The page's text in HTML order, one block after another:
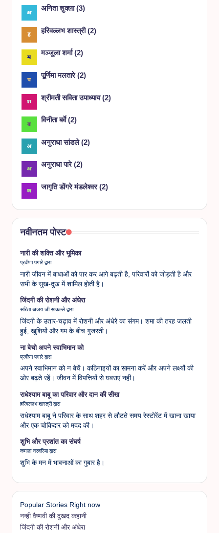
अनिता शुक्ला(3)
हरिवल्लभ शास्त्री(2)
मञ्जुला शर्मा(2)
पूर्णिमा मलतारे(2)
श्रीमती सविता उपाध्याय(2)
विनीता बर्वे(2)
अनुराधा सांडले(2)
अनुराधा पारे(2)
जागृति डोंगरे मंडलेश्वर(2)
नवीनतम पोस्ट
नारी की शक्ति और भूमिका
प्रवीणा पगारे द्वारा
नारी जीवन में बाधाओं को पार कर आगे बढ़ती है, परिवारों को जोड़ती है और
सभी के सुख-दुख में शामिल होती है।
जिंदगी की रोशनी और अंधेरा
सरिता अजय जी साकल्ले द्वारा
जिंदगी के उतार-चढ़ाव में रोशनी और अंधेरे का संगम। शमा की तरह जलती
हुई, खुशियों और गम के बीच गुजरती।
ना बेचो अपने स्वाभिमान को
प्रवीणा पगारे द्वारा
अपने स्वाभिमान को न बेचें। कठिनाइयों का सामना करें और अपने लक्ष्यों की
ओर बढ़ते रहें। जीवन में विपत्तियों से घबराएं नहीं।
राधेश्याम बाबू का परिवार और दान की सीख
हरिवल्लभ शास्त्री द्वारा
राधेश्याम बाबू ने परिवार के साथ शहर से लौटते समय रेस्टोरेंट में खाना खाया
और एक चोकिदार को मदद की।
शुभि और प्रशांत का संघर्ष
कमला नरवरिया द्वारा
शुभि के मन में भावनाओं का गुबार है।
Popular Stories Right now
नन्ही वैष्णवी की दुखद कहानी
जिंदगी की रोशनी और अंधेरा